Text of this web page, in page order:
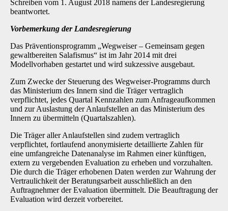
Schreiben vom 1. August 2018 namens der Landesregierung
beantwortet.
Vorbemerkung der Landesregierung
Das Präventionsprogramm „Wegweiser – Gemeinsam gegen
gewaltbereiten Salafismus“ ist im Jahr 2014 mit drei
Modellvorhaben gestartet und wird sukzessive ausgebaut.
Zum Zwecke der Steuerung des Wegweiser-Programms durch
das Ministerium des Innern sind die Träger vertraglich
verpflichtet, jedes Quartal Kennzahlen zum Anfrageaufkommen
und zur Auslastung der Anlaufstellen an das Ministerium des
Innern zu übermitteln (Quartalszahlen).
Die Träger aller Anlaufstellen sind zudem vertraglich
verpflichtet, fortlaufend anonymisierte detaillierte Zahlen für
eine umfangreiche Datenanalyse im Rahmen einer künftigen,
extern zu vergebenden Evaluation zu erheben und vorzuhalten.
Die durch die Träger erhobenen Daten werden zur Wahrung der
Vertraulichkeit der Beratungsarbeit ausschließlich an den
Auftragnehmer der Evaluation übermittelt. Die Beauftragung der
Evaluation wird derzeit vorbereitet.